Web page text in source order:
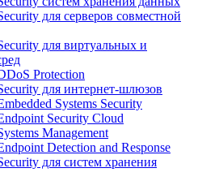
для серверов совместной
для виртуальных и
Protection
для интернет-шлюзов
Systems Security
Security Cloud
Management
Detection and Response
для систем хранения